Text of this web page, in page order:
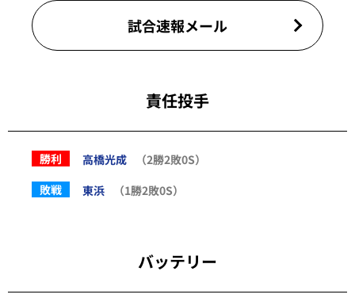
試合速報メール
責任投手
勝利 高橋光成
（2勝2敗0S）
敗戦
東浜 （1勝2敗0S）
バッテリー